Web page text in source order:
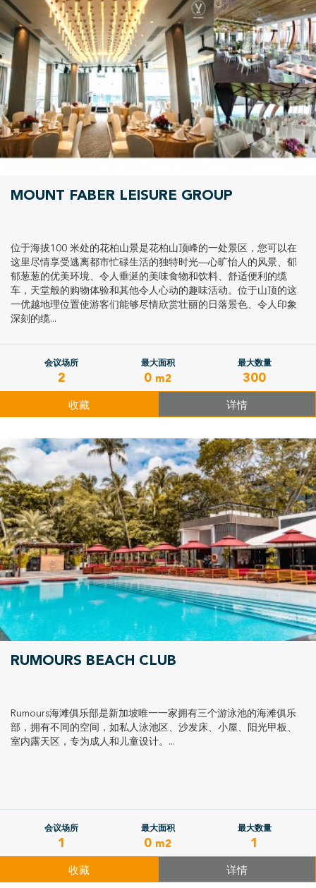
MOUNT FABER LEISURE GROUP
位于海拔100 米处的花柏山景是花柏山顶峰的一处景区，您可以在
这里尽情享受逃离都市忙碌生活的独特时光—心旷怡人的风景、郁
郁葱葱的优美环境、令人垂涎的美味食物和饮料、舒适便利的缆
车，天堂般的购物体验和其他令人心动的趣味活动。位于山顶的这
一优越地理位置使游客们能够尽情欣赏壮丽的日落景色、令人印象
深刻的缆...
会议场所
2
最大面积
0 m2
最大数量
300
收藏 详情
RUMOURS BEACH CLUB
Rumours海滩俱乐部是新加坡唯一一家拥有三个游泳池的海滩俱乐
部，拥有不同的空间，如私人泳池区、沙发床、小屋、阳光甲板、
室内露天区，专为成人和儿童设计。...
会议场所
1
最大面积
0 m2
最大数量
1
收藏 详情